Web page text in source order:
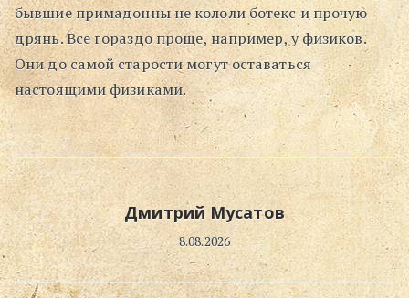
бывшие примадонны не кололи ботекс и прочую
дрянь. Все гораздо проще, например, у физиков.
Они до самой старости могут оставаться
настоящими физиками.
Дмитрий Мусатов
8.08.2026